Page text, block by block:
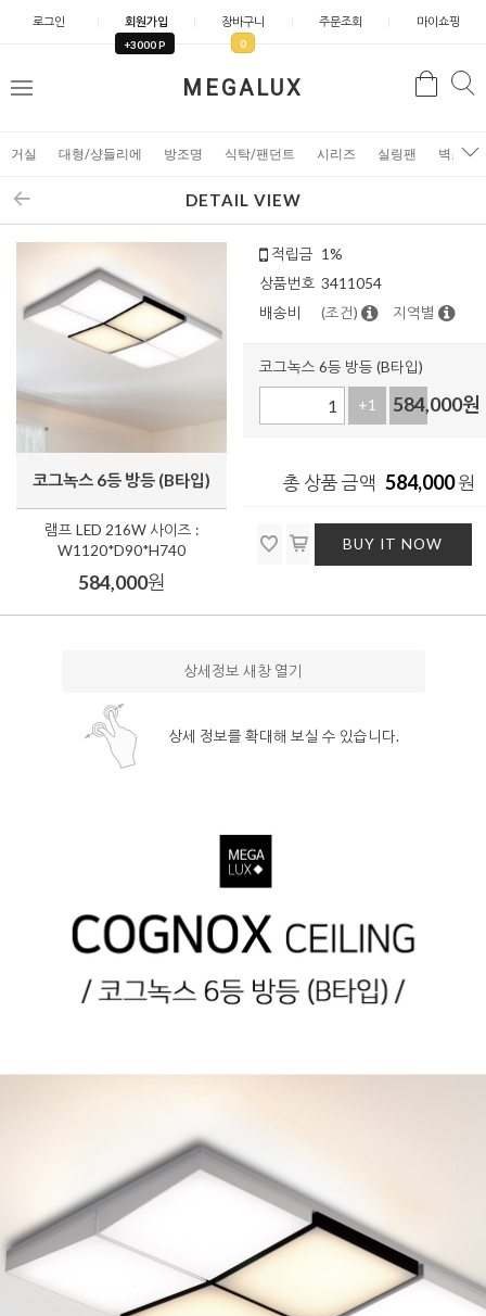
로그인 회원가입
+3000 P
장바구니
0
주문조회 마이쇼핑
MEGALUX
메
검
거실 대형/샹들리에 방조명 식탁/팬던트 시리즈 실링팬 벽조명
DETAIL VIEW
코그녹스 6등 방등 (B타입)
램프 LED 216W 사이즈 :
W1120*D90*H740
584,000원
적립금 1%
상품번호 3411054
배송비
(조건) 지역별
코그녹스 6등 방등 (B타입)
+1 -1
584,000원
총 상품 금액 584,000원
BUY IT NOW
상세정보 새창 열기
상세 정보를 확대해 보실 수 있습니다.